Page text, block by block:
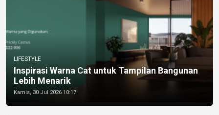
LIFESTYLE
Inspirasi Warna Cat untuk Tampilan Bangunan
Lebih Menarik
Kamis, 30 Jul 2026 10:17